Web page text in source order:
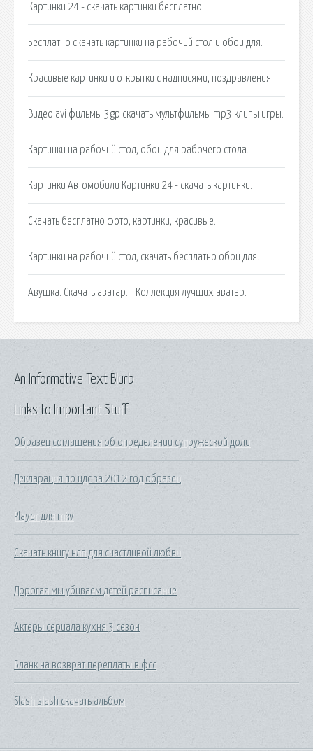
Картинки 24 - скачать картинки бесплатно.
Бесплатно скачать картинки на рабочий стол и обои для.
Красивые картинки и открытки с надписями, поздравления.
Видео avi фильмы 3gp скачать мультфильмы mp3 клипы игры.
Картинки на рабочий стол, обои для рабочего стола.
Картинки Автомобили Картинки 24 - скачать картинки.
Скачать бесплатно фото, картинки, красивые.
Картинки на рабочий стол, скачать бесплатно обои для.
Авушка. Скачать аватар. - Коллекция лучших аватар.
Links to Important Stuff
Образец соглашения об определении супружеской доли
Декларация по ндс за 2012 год образец
Player для mkv
Скачать книгу нлп для счастливой любви
Дорогая мы убиваем детей расписание
Актеры сериала кухня 3 сезон
Бланк на возврат переплаты в фсс
Slash slash скачать альбом
An Informative Text Blurb